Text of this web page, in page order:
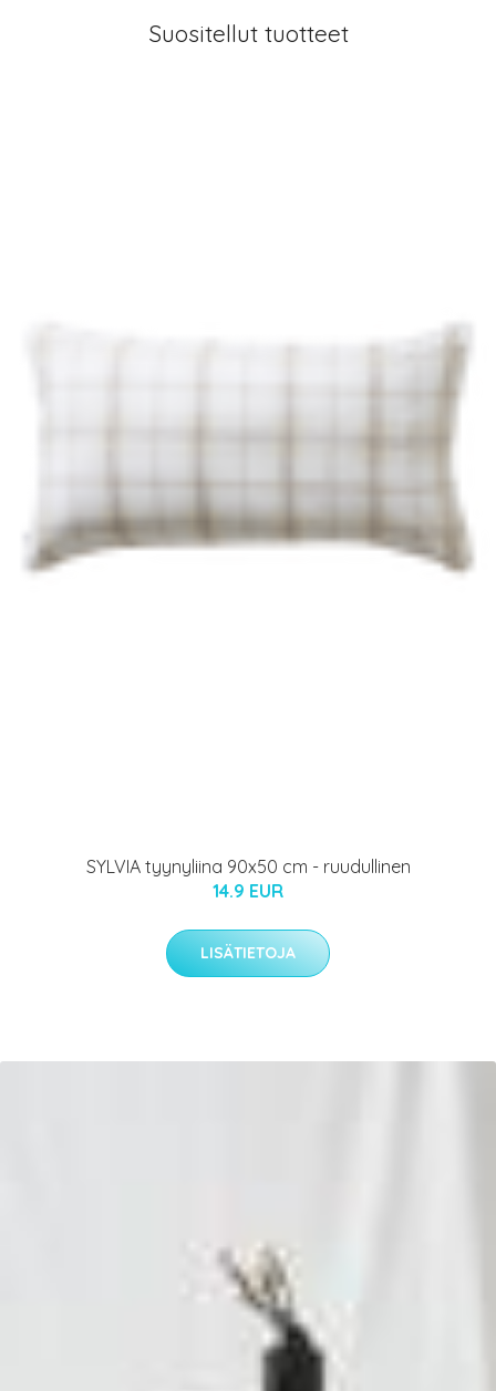
Suositellut tuotteet
SYLVIA tyynyliina 90x50 cm - ruudullinen
14.9 EUR
LISÄTIETOJA